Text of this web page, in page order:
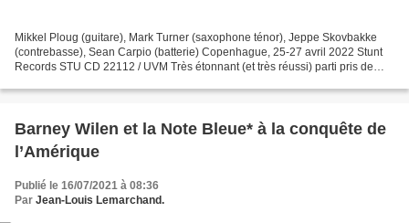
Mikkel Ploug (guitare), Mark Turner (saxophone ténor), Jeppe Skovbakke
(contrebasse), Sean Carpio (batterie) Copenhague, 25-27 avril 2022 Stunt
Records STU CD 22112 / UVM Très étonnant (et très réussi) parti pris de
Barney Wilen et la Note Bleue* à la conquête de
l’Amérique
Publié le 16/07/2021 à 08:36
Par Jean-Louis Lemarchand.